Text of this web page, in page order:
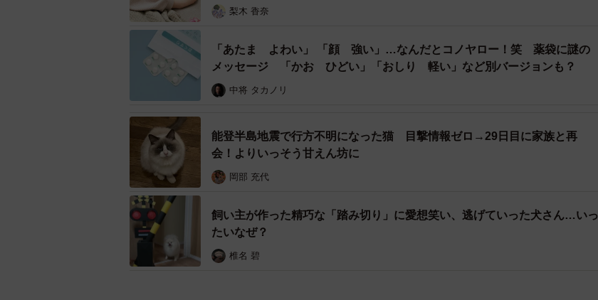
梨木 香奈
「あたま よわい」 「顔 強い」…なんだとコノヤロー！笑 薬袋に謎の
メッセージ 「かお ひどい」「おしり 軽い」など別バージョンも？
中将 タカノリ
能登半島地震で行方不明になった猫 目撃情報ゼロ→29日目に家族と再
会！よりいっそう甘えん坊に
岡部 充代
飼い主が作った精巧な「踏み切り」に愛想笑い、逃げていった犬さん…いっ
たいなぜ？
椎名 碧